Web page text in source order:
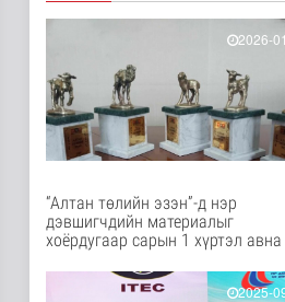
Ирэх 10 хоногт цаг
агаар ямар байх вэ
2 цаг 41 минутын
“Нүүрс пиролизийн
үйлдвэр”-ийг төр,
хувийн хэвшл..
2 цаг 57 минутын
Цэнхэр бүсэд гал
хариу арга хэ..
2026-
“Алтан төлийн эзэн”-д нэр
дэвшигчдийн материалыг
хоёрдугаар сарын 1 хүртэл авна
2025-